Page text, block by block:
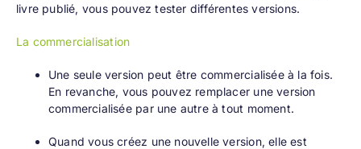
livre publié, vous pouvez tester différentes versions.
La commercialisation
Une seule version peut être commercialisée à la fois.
En revanche, vous pouvez remplacer une version
commercialisée par une autre à tout moment.
Quand vous créez une nouvelle version, elle est